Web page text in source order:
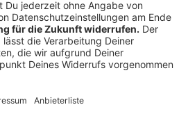
Landtag